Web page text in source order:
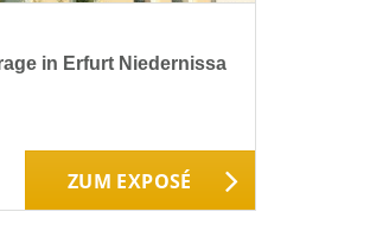
in Erfurt Niedernissa
ZUM EXPOSÉ